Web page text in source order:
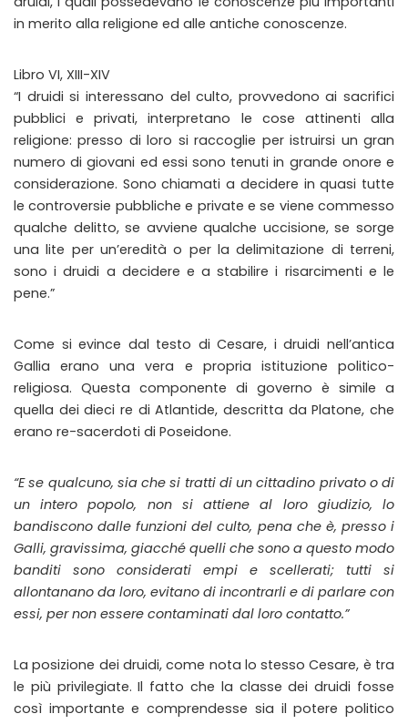
in merito alla religione ed alle antiche conoscenze.
Libro VI, XIII-XIV
“I druidi si interessano del culto, provvedono ai sacrifici
pubblici e privati, interpretano le cose attinenti alla
religione: presso di loro si raccoglie per istruirsi un gran
numero di giovani ed essi sono tenuti in grande onore e
considerazione. Sono chiamati a decidere in quasi tutte
le controversie pubbliche e private e se viene commesso
qualche delitto, se avviene qualche uccisione, se sorge
una lite per un’eredità o per la delimitazione di terreni,
sono i druidi a decidere e a stabilire i risarcimenti e le
pene.”
Come si evince dal testo di Cesare, i druidi nell’antica
Gallia erano una vera e propria istituzione politico-
religiosa. Questa componente di governo è simile a
quella dei dieci re di Atlantide, descritta da Platone, che
erano re-sacerdoti di Poseidone.
“E se qualcuno, sia che si tratti di un cittadino privato o di
un intero popolo, non si attiene al loro giudizio, lo
bandiscono dalle funzioni del culto, pena che è, presso i
Galli, gravissima, giacché quelli che sono a questo modo
banditi sono considerati empi e scellerati; tutti si
allontanano da loro, evitano di incontrarli e di parlare con
essi, per non essere contaminati dal loro contatto.”
La posizione dei druidi, come nota lo stesso Cesare, è tra
le più privilegiate. Il fatto che la classe dei druidi fosse
così importante e comprendesse sia il potere politico